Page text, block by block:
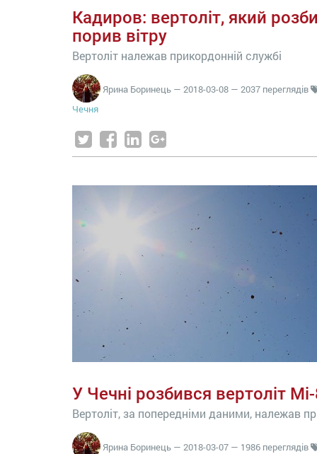
Кадиров: вертоліт, який
порив вітру
Вертоліт належав прикордонній службі
Ярина Боринець — 2018-03-08 — 2037 переглядів
Чечня
У Чечні розбився вертоліт Мі-
Вертоліт, за попередніми даними, належав
Ярина Боринець — 2018-03-07 — 1986 переглядів